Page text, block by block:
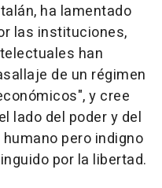
ha lamentado
las instituciones,
han
de un régimen
y cree
lado del poder y del
pero indigno
por la libertad.